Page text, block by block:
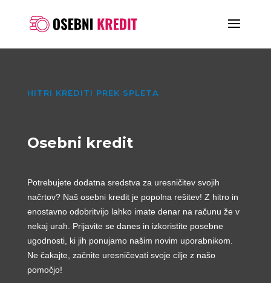
HITRI KREDITI PREK SPLETA
Osebni kredit
Potrebujete dodatna sredstva za uresničitev svojih
načrtov? Naš osebni kredit je popolna rešitev! Z hitro in
enostavno odobritvijo lahko imate denar na računu že v
nekaj urah. Prijavite se danes in izkoristite posebne
ugodnosti, ki jih ponujamo našim novim uporabnikom.
Ne čakajte, začnite uresničevati svoje cilje z našo
pomočjo!